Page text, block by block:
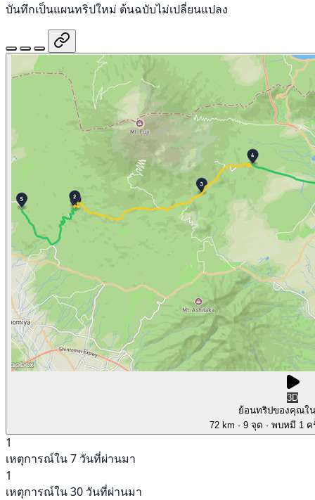
บันทึกเป็นแผนทริปใหม่ ต้นฉบับไม่เปลี่ยนแปลง
3D
ย้อนทริปของคุณใ
72 km · 9 จุด · พบหมี 1
1
เหตุการณ์ใน 7 วันที่ผ่านมา
1
เหตุการณ์ใน 30 วันที่ผ่านมา